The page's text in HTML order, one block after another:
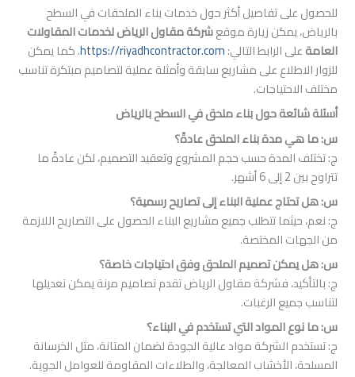
تفاصيل أكثر حول خدمات بناء الملحقات في السطح
زيارة موقعشركة مقاول الرياض لخدمات المقاولات
التالي:https://riyadhcontractor.com. كما يمكن
على مشاريع سابقة وأمثلة عملية لتصاميم مبتكرة تناسب
حول بناء ملحق في السطح بالرياض
بناء الملحق عادةً؟
حسب حجم المشروع وتعقيد التصميم، لكن عادةً ما
عملية البناء إلى تصاريح رسمية؟
تتطلب جميع مشاريع البناء الحصول على التصاريح اللازمة
تصميم الملحق وفق احتياجات خاصة؟
فشركة مقاول الرياض تقدم تصاميم مرنة يمكن تعديلها
الرغبات.
التي تستخدم في البناء؟
مواد عالية الجودة لضمان المتانة، مثل الخرسانة
المعالجة، والطلاءات المقاومة للعوامل الجوية.